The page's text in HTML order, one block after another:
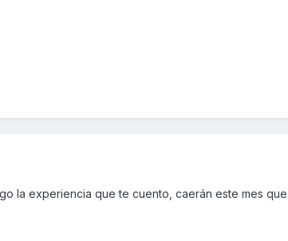
la experiencia que te cuento, caerán este mes que